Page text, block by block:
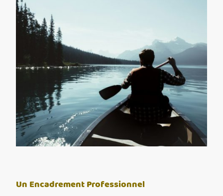
Un Encadrement Professionnel